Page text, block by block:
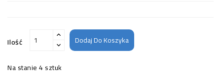
(SPRZĘT)
OCZKO
Ilość Dodaj Do Koszyka
Na stanie4 sztuk